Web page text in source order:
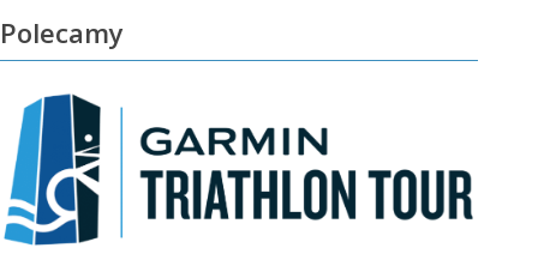
Polecamy